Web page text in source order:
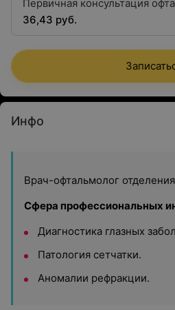
Первичная консультация
квалификационной категории
36,43 руб.
Инфо
Врач-офтальмолог
Сфера профессиональных
Диагностика глазных
Патология сетчатки.
Аномалии рефракции.